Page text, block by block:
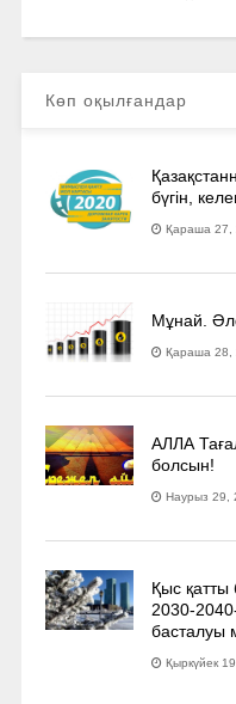
Көп оқылғандар
бүгін,
Қараша 27,
Мұнай.
Қараша 28,
АЛЛА
болсын!
Наурыз 29,
Қыс
2030-
басталуы
Қыркүйек